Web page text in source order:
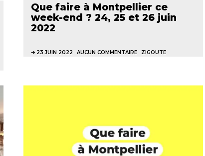
Que faire à Montpellier ce
week-end ? 24, 25 et 26 juin
2022
23 JUIN 2022 AUCUN COMMENTAIRE ZIGOUTE